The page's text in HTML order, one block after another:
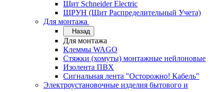
Щит Schneider Electric
ЩРУН (Щит Распределительный Учета)
Для монтажа
Назад
Для монтажа
Клеммы WAGO
Стяжки (хомуты) монтажные нейлоновые
Изолента ПВХ
Сигнальная лента "Осторожно! Кабель"
Электроустановочные изделия бытового и